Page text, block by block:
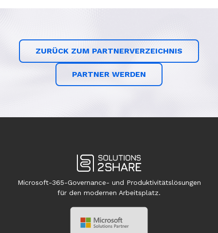
ZURÜCK ZUM PARTNERVERZEICHNIS
PARTNER WERDEN
Microsoft-365-Governance- und Produktivitätslösungen
für den modernen Arbeitsplatz.